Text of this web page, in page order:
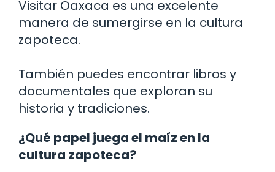
Visitar Oaxaca es una excelente
manera de sumergirse en la cultura
zapoteca.
También puedes encontrar libros y
documentales que exploran su
historia y tradiciones.
¿Qué papel juega el maíz en la
cultura zapoteca?